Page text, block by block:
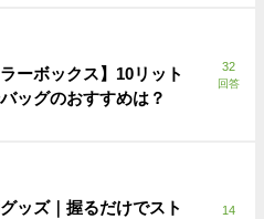
ーボックス】10リット
ッグのおすすめは？
32
回答
ッズ｜握るだけでスト
14